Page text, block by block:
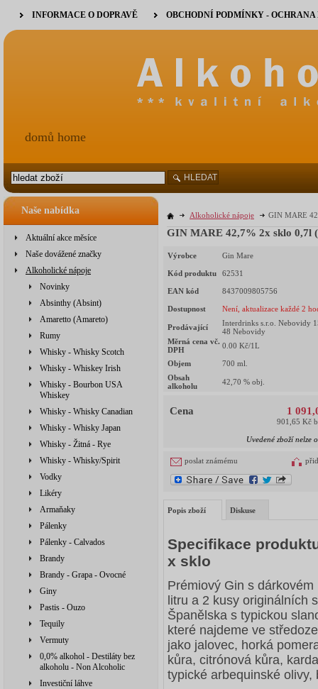
Naše nabídka
Aktuální akce měsíce
Naše dovážené značky
Alkoholické nápoje
Novinky
Absinthy (Absint)
Amaretto (Amareto)
Rumy
Whisky - Whisky Scotch
Whisky - Whiskey Irish
Whisky - Bourbon USA
Whiskey
Whisky - Whisky Canadian
Whisky - Whisky Japan
Whisky - Žitná - Rye
Whisky - Whisky/Spirit
Vodky
Likéry
Armaňaky
Pálenky
Pálenky - Calvados
Brandy
Brandy - Grapa - Ovocné
Giny
Pastis - Ouzo
Tequily
Vermuty
0,0% alkohol - Destiláty bez
alkoholu - Non Alcoholic
Investiční láhve
Alkoholické nápoje GIN MARE
GIN MARE 42,7% 2x sklo 0,7l
Výrobce Gin Mare
Kód produktu 62531
EAN kód 8437009805756
Dostupnost Není, aktualizace každé 2
Prodávající
Interdrinks s.r.o. Nebovidy
48 Nebovidy
Měrná cena vč.
DPH
0.00 Kč/1L
Objem 700 ml.
Obsah
alkoholu
42,70 % obj.
Cena 1
901,65 Kč
Uvedené zboží nelze
poslat známému
Popis zboží Diskuse
Specifikace
x sklo
Prémiový Gin s
litru a 2 kusy originálních
Španělska s typickou
které najdeme ve
jako jalovec, horká
kůra, citrónová kůra,
typické arbequinské
INFORMACE O DOPRAVĚ OBCHODNÍ PODMÍNKY -
domů home
HLEDAT